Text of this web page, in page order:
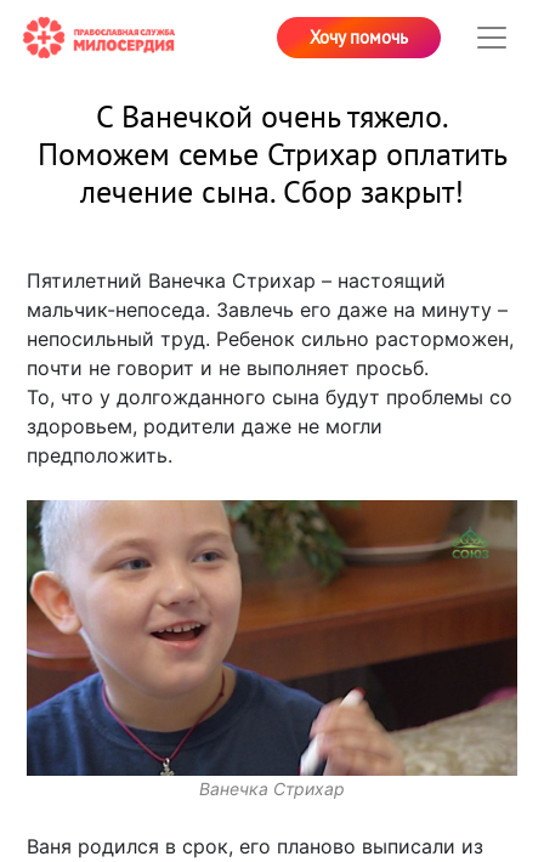
Хочу помочь
С Ванечкой очень тяжело.
Поможем семье Стрихар оплатить
лечение сына. Сбор закрыт!
Пятилетний Ванечка Стрихар – настоящий
мальчик-непоседа. Завлечь его даже на минуту –
непосильный труд. Ребенок сильно расторможен,
почти не говорит и не выполняет просьб.
То, что у долгожданного сына будут проблемы со
здоровьем, родители даже не могли
предположить.
Ванечка Стрихар
Ваня родился в срок, его планово выписали из